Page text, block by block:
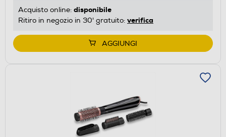
Acquisto online: disponibile
Ritiro in negozio in 30' gratuito: verifica
AGGIUNGI